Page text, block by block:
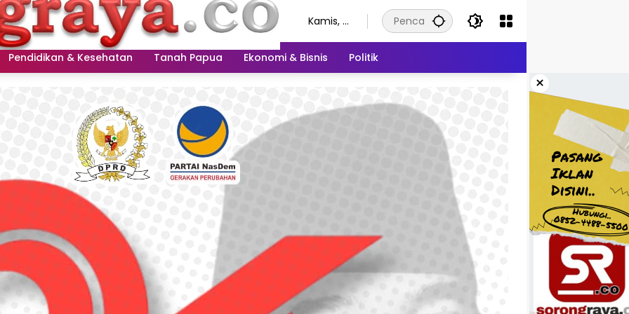
Kamis, 6
2026
Pendidikan & Kesehatan Tanah Papua Ekonomi & Bisnis Politik
×